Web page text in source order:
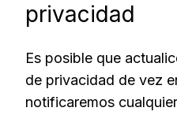
privacidad
Es posible que
de privacidad de vez
notificaremos